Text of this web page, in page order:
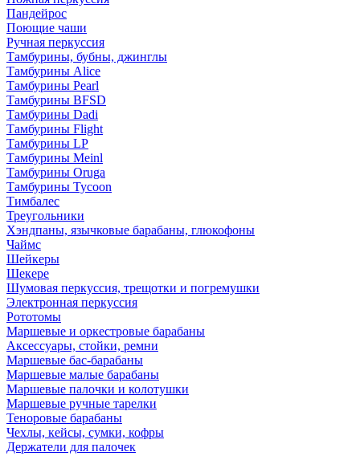
Пандейрос
Поющие чаши
Ручная перкуссия
Тамбурины, бубны, джинглы
Тамбурины Alice
Тамбурины Pearl
Тамбурины BFSD
Тамбурины Dadi
Тамбурины Flight
Тамбурины LP
Тамбурины Meinl
Тамбурины Oruga
Тамбурины Tycoon
Тимбалес
Треугольники
Хэндпаны, язычковые барабаны, глюкофоны
Чаймс
Шейкеры
Шекере
Шумовая перкуссия, трещотки и погремушки
Электронная перкуссия
Рототомы
Маршевые и оркестровые барабаны
Аксессуары, стойки, ремни
Маршевые бас-барабаны
Маршевые малые барабаны
Маршевые палочки и колотушки
Маршевые ручные тарелки
Теноровые барабаны
Чехлы, кейсы, сумки, кофры
Держатели для палочек